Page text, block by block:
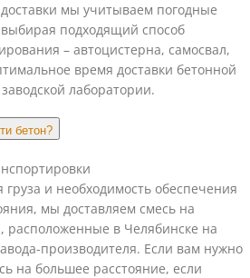
мы учитываем погодные
подходящий способ
– автоцистерна, самосвал,
время доставки бетонной
лаборатории.
бетон?
и необходимость обеспечения
мы доставляем смесь на
расположенные в Челябинске на
производителя. Если вам нужно
на большее расстояние, если